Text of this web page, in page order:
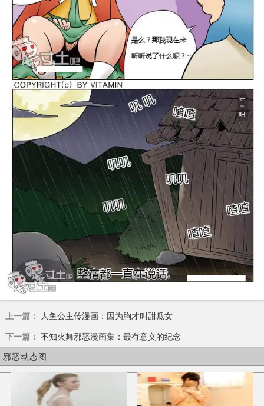
上一篇： 人鱼公主传漫画：因为胸才叫甜瓜女
下一篇： 不知火舞邪恶漫画集：最有意义的纪念
邪恶动态图